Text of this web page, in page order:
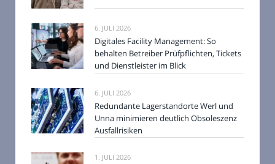
6. JULI 2026
Digitales Facility Management: So
behalten Betreiber Prüfpflichten, Tickets
und Dienstleister im Blick
6. JULI 2026
Redundante Lagerstandorte Werl und
Unna minimieren deutlich Obsoleszenz
Ausfallrisiken
1. JULI 2026